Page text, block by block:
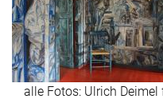
alle Fotos: Ulrich